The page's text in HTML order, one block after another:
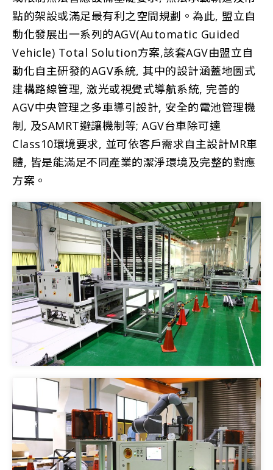
點的架設或滿足最有利之空間規劃。為此, 盟立自
動化發展出一系列的AGV(Automatic Guided
Vehicle) Total Solution方案,該套AGV由盟立自
動化自主研發的AGV系統, 其中的設計涵蓋地圖式
建構路線管理, 激光或視覺式導航系統, 完善的
AGV中央管理之多車導引設計, 安全的電池管理機
制, 及SAMRT避讓機制等; AGV台車除可達
Class10環境要求, 並可依客戶需求自主設計MR車
體, 皆是能滿足不同產業的潔淨環境及完整的對應
方案。